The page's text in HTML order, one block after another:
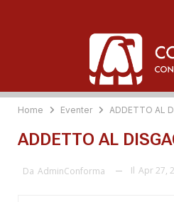
Home Eventer ADDETTO AL
ADDETTO AL
Da AdminConforma Il Apr 27,